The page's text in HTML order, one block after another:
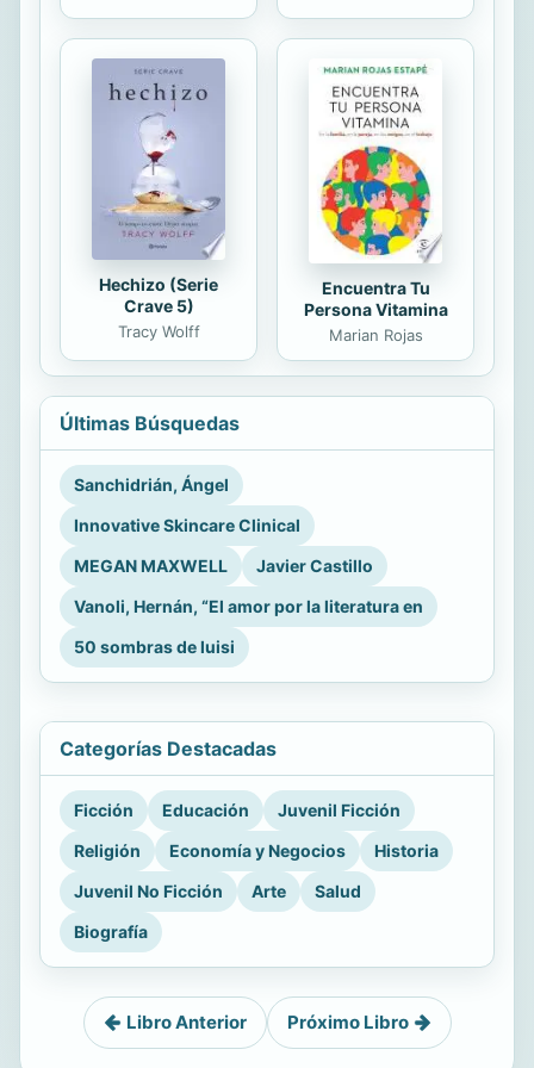
Hechizo (Serie
Crave 5)
Tracy Wolff
Encuentra Tu
Persona Vitamina
Marian Rojas
Últimas Búsquedas
Sanchidrián, Ángel
Innovative Skincare Clinical
MEGAN MAXWELL
Javier Castillo
Vanoli, Hernán, “El amor por la literatura en
50 sombras de luisi
Categorías Destacadas
Ficción Educación
Juvenil Ficción
Religión
Economía y Negocios
Historia
Juvenil No Ficción
Arte
Salud
Biografía
Libro Anterior Próximo Libro